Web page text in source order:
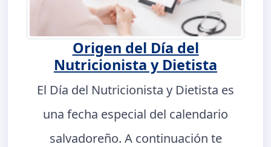
Origen del Día del
Nutricionista y Dietista
El Día del Nutricionista y Dietista es
una fecha especial del calendario
salvadoreño. A continuación te